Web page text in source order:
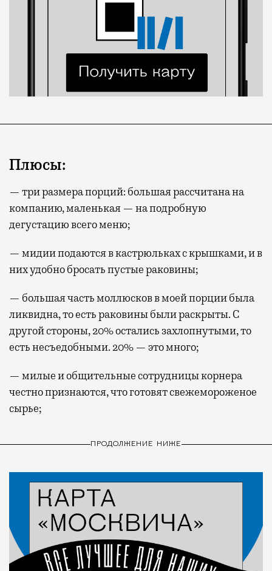
Плюсы:
— три размера порций: большая рассчитана на
компанию, маленькая — на подробную
дегустацию всего меню;
— мидии подаются в кастрюльках с крышками, и в
них удобно бросать пустые раковины;
— большая часть моллюсков в моей порции была
ликвидна, то есть раковины были раскрыты. С
другой стороны, 20% остались захлопнутыми, то
есть несъедобными. 20% — это много;
— милые и общительные сотрудницы корнера
честно признаются, что готовят свежемороженое
сырье;
ПРОДОЛЖЕНИЕ НИЖЕ